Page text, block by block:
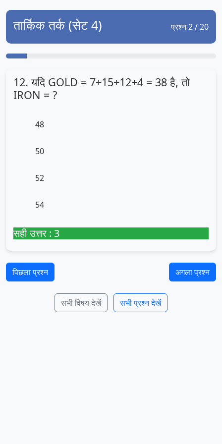
तार्किक तर्क (सेट 4) प्रश्न 2 / 20
12. यदि GOLD = 7+15+12+4 = 38 है, तो
IRON = ?
48
50
52
54
सही उत्तर : 3
पिछला प्रश्न अगला प्रश्न
सभी विषय देखें सभी प्रश्न देखें